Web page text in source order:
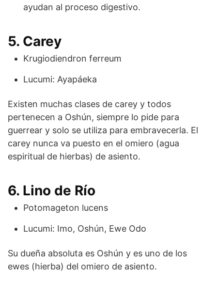
ayudan al proceso digestivo.
5. Carey
Krugiodiendron ferreum
Lucumi: Ayapáeka
Existen muchas clases de carey y todos
pertenecen a Oshún, siempre lo pide para
guerrear y solo se utiliza para embravecerla. El
carey nunca va puesto en el omiero (agua
espiritual de hierbas) de asiento.
6. Lino de Río
Potomageton lucens
Lucumi: Imo, Oshún, Ewe Odo
Su dueña absoluta es Oshún y es uno de los
ewes (hierba) del omiero de asiento.